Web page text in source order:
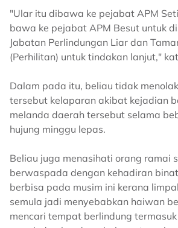
"Ular itu dibawa ke pejabat APM
bawa ke pejabat APM Besut untuk
Jabatan Perlindungan Liar dan
(Perhilitan) untuk tindakan lanjut,"
Dalam pada itu, beliau tidak
tersebut kelaparan akibat kejadian
melanda daerah tersebut selama
hujung minggu lepas.
Beliau juga menasihati orang ramai
berwaspada dengan kehadiran
berbisa pada musim ini kerana
semula jadi menyebabkan haiwan
mencari tempat berlindung